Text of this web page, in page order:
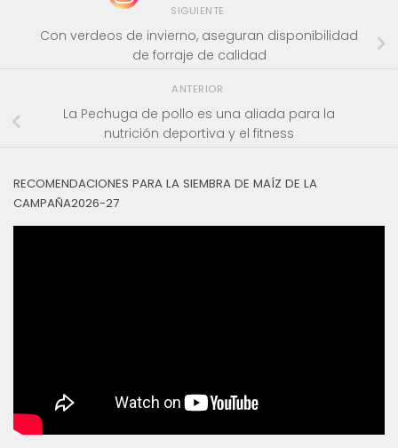
SIGUIENTE
Con verdeos de invierno, aseguran disponibilidad
de forraje de calidad
ANTERIOR
La Pechuga de pollo es una aliada para la
nutrición deportiva y el fitness
RECOMENDACIONES PARA LA SIEMBRA DE MAÍZ DE LA
CAMPAÑA2026-27